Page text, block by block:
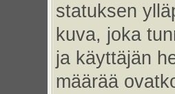
statuksen
kuva, joka
ja käyttäjän
määrää